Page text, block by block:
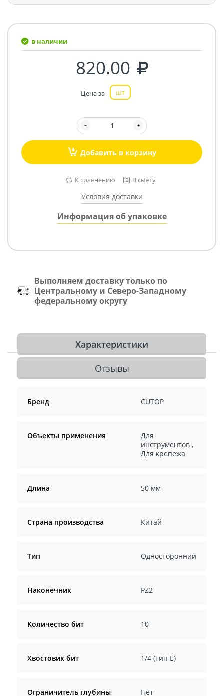
в наличии
820.00
Цена за шт
Добавить в корзину
К сравнению В смету
Условия доставки
Информация об упаковке
Выполняем доставку только по
Центральному и Северо-Западному
федеральному округу
Характеристики
Отзывы
Бренд CUTOP
Объекты применения
Для
инструментов,
Для крепежа
Длина 50 мм
Страна производства Китай
Тип Односторонний
Наконечник PZ2
Количество бит 10
Хвостовик бит 1/4 (тип Е)
Ограничитель глубины Нет